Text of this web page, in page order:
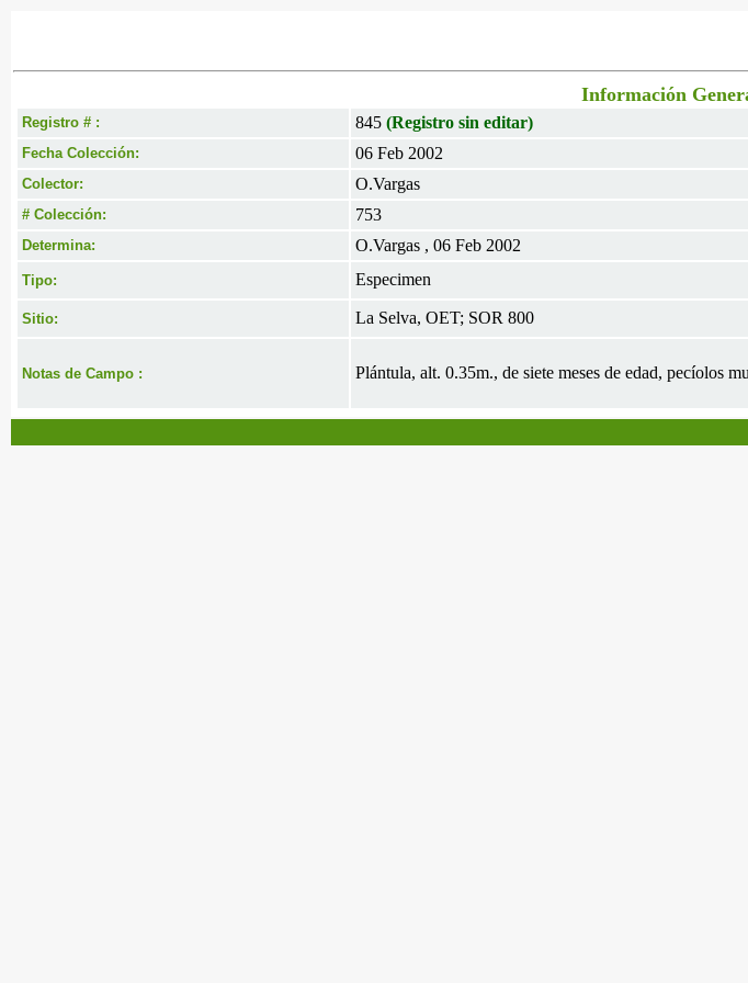
Información
Registro # : 845 (Registro sin editar)
Fecha Colección: 06 Feb 2002
Colector: O.Vargas
# Colección: 753
Determina: O.Vargas , 06 Feb 2002
Tipo: Especimen
Sitio: La Selva, OET; SOR 800
Notas de Campo : Plántula, alt. 0.35m., de siete meses de edad, pecíolos